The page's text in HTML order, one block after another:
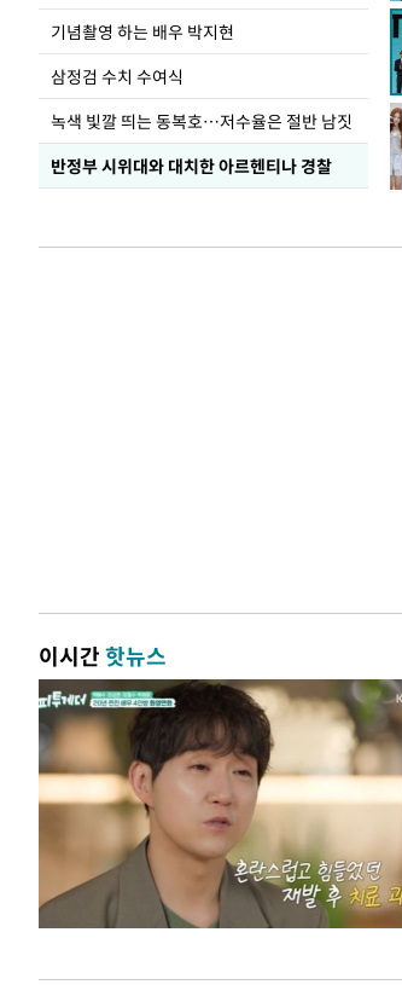
기념촬영 하는 배우 박지현
삼정검 수치 수여식
녹색 빛깔 띄는 동복호…저수율은 절반 남짓
반정부 시위대와 대치한 아르헨티나 경찰
이시간핫뉴스